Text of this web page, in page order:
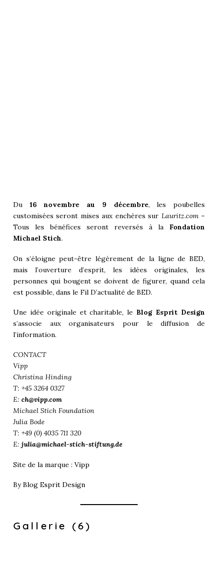
Du 16 novembre au 9 décembre, les poubelles
customisées seront mises aux enchères sur Lauritz.com–
Tous les bénéfices seront reversés à la Fondation
Michael Stich.
On s’éloigne peut-être légèrement de la ligne de BED,
mais l’ouverture d’esprit, les idées originales, les
personnes qui bougent se doivent de figurer, quand cela
est possible, dans le Fil D’actualité de BED.
Une idée originale et charitable, le Blog Esprit Design
s’associe aux organisateurs pour le diffusion de
l’information.
CONTACT
Vipp
Christina Hinding
T: +45 3264 0327
E: ch@vipp.com
Michael Stich Foundation
Julia Bode
T: +49 (0) 4035 711 320
E: julia@michael-stich-stiftung.de
Site de la marque : Vipp
ByBlog Esprit Design
Gallerie (6)